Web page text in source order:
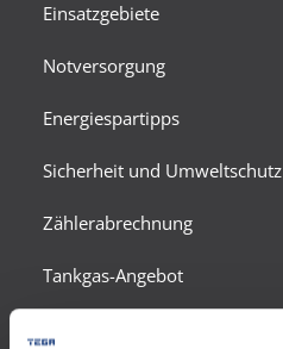
Einsatzgebiete
Notversorgung
Energiespartipps
Sicherheit und Umweltschutz
Zählerabrechnung
Tankgas-Angebot